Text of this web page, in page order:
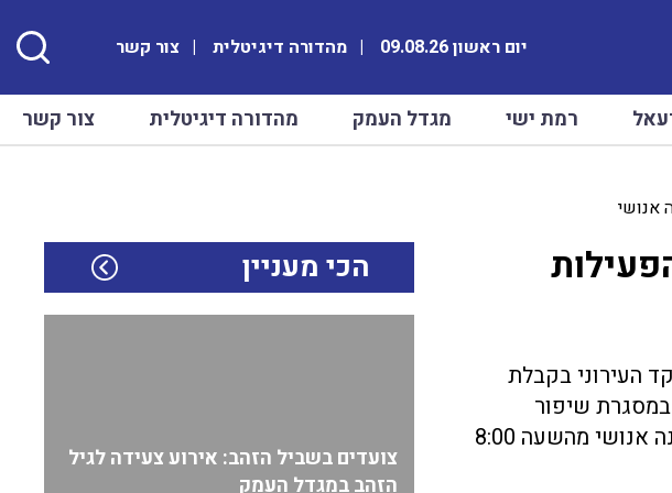
יום ראשון 09.08.26 מהדורה דיגיטלית צור קשר
רמת ישי מגדל העמק מהדורה דיגיטלית צור קשר
אנושי
העירוני בקבלת
האחרונות במסגרת שיפור
השירות הוארך משך זמן פעילות המוקד העירוני עד לשעה 20:00 בערב. המוקד נותן מענה אנושי מהשעה 8:00
הכי מעניין
צועדים בשביל הזהב: אירוע צעידה לגיל
הזהב במגדל העמק